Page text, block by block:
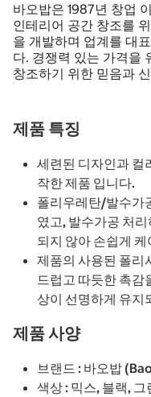
바오밥은 1987년 창업
인테리어 공간 창조를
을 개발하며 업계를 대
다. 경쟁력 있는 가격을
창조하기 위한 믿음과
제품 특징
세련된 디자인과 컬
작한 제품 입니다.
폴리우레탄/발수가
였고, 발수가공 처
되지 않아 손쉽게
제품의 사용된 폴리
드럽고 따듯한 촉감
상이 선명하게 유지
제품 사양
브랜드 : 바오밥
색상 : 믹스, 블랙, 그